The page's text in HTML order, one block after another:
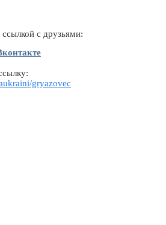
с друзьями:
gryazovec